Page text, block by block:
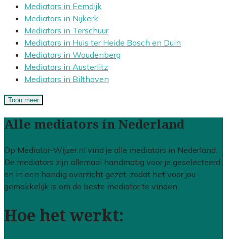
Mediators in Eemdijk
Mediators in Nijkerk
Mediators in Terschuur
Mediators in Huis ter Heide Bosch en Duin
Mediators in Woudenberg
Mediators in Austerlitz
Mediators in Bilthoven
Toon meer
Alle mediators in Nederland
Op Mediator-Wijzer.nl vind je alle mediators in Nederland.
De mediators zijn allemaal handmatig voor je geselecteerd
en in een handig overzicht gezet, zodat het voor jou
gemakkelijk is om de beste mediator te vinden.
Hoe het werkt: